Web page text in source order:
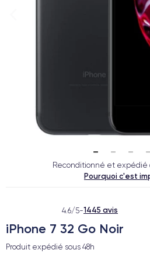
Reconditionné et expédié
Pourquoi c'est
4.6/5-1445 avis
iPhone 7 32 Go Noir
Produit expédié sous 48h